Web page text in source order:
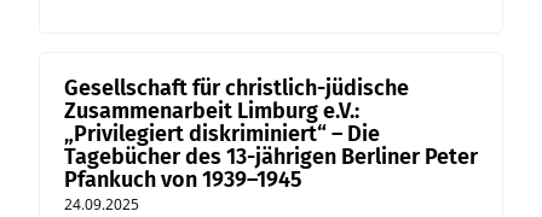
Gesellschaft für christlich-jüdische
Zusammenarbeit Limburg e.V.:
„Privilegiert diskriminiert“ – Die
Tagebücher des 13-jährigen Berliner Peter
Pfankuch von 1939–1945
24.09.2025